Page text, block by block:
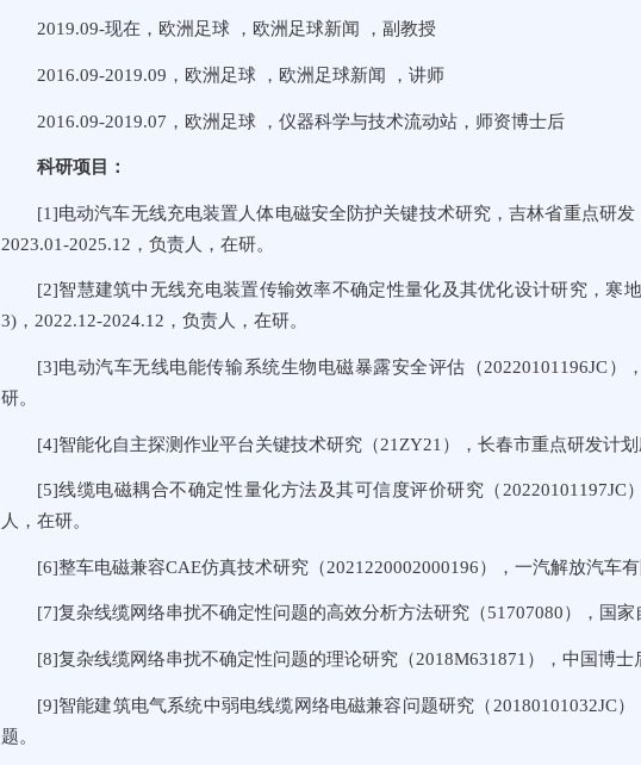
2019.09-现在，欧洲足球 ，欧洲足球新闻 ，副教授
2016.09-2019.09，欧洲足球 ，欧洲足球新闻 ，讲师
2016.09-2019.07，欧洲足球 ，仪器科学与技术流动站，师资博士后
科研项目：
[1]电动汽车无线充电装置人体电磁安全防护关键技术研究，吉林省重点研
2023.01-2025.12，负责人，在研。
[2]智慧建筑中无线充电装置传输效率不确定性量化及其优化设计研究，寒
3)，2022.12-2024.12，负责人，在研。
[3]电动汽车无线电能传输系统生物电磁暴露安全评估（20220101196JC
研。
[4]智能化自主探测作业平台关键技术研究（21ZY21），长春市重点研发计
[5]线缆电磁耦合不确定性量化方法及其可信度评价研究（
人，在研。
[6]整车电磁兼容CAE仿真技术研究（2021220002000196），一汽解放汽车
[7]复杂线缆网络串扰不确定性问题的高效分析方法研究（51707080），国
[8]复杂线缆网络串扰不确定性问题的理论研究（2018M631871），中国博士
[9]智能建筑电气系统中弱电线缆网络电磁兼容问题研究（20180101032JC
题。